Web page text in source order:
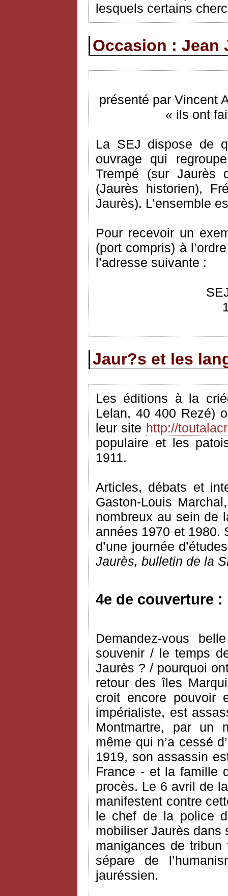
lesquels certains
Occasion : Jean
présenté par Vincent
« ils ont
La SEJ dispose de
ouvrage qui
Trempé (sur Jaurès
(Jaurès historien),
Jaurès). L’ensemble
Pour recevoir un
(port compris) à
l’adresse suivante :
Jaur?s et les
Les éditions à la
Lelan, 40 400 Rezé)
leur site http://
populaire et les
1911.
Articles, débats et
Gaston-Louis
nombreux au sein de
années 1970 et 1980.
d’une journée
Jaurès, bulletin de la
4e de couverture :
Demandez-vous
souvenir / le temps
Jaurès ? / pourquoi
retour des îles
croit encore pouvoir
impérialiste, est
Montmartre, par un
même qui n’a cessé
1919, son assassin
France - et la famille
procès. Le 6 avril de
manifestent contre
le chef de la police
mobiliser Jaurès dans
manigances de
sépare de
jauréssien.